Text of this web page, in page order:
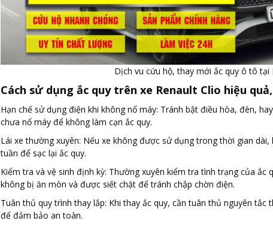
Dịch vu cứu hộ, thay mới ắc quy ô tô tại
Cách sử dụng ắc quy trên xe Renault Clio hiệu
Hạn chế sử dụng điện khi không nổ máy: Tránh bật điều hòa, đèn,
chưa nổ máy để không làm cạn ắc quy.
Lái xe thường xuyên: Nếu xe không được sử dụng trong thời gian
tuần để sạc lại ắc quy.
Kiểm tra và vệ sinh định kỳ: Thường xuyên kiểm tra tình trạng của ắc
không bị ăn mòn và được siết chặt để tránh chập chờn điện.
Tuân thủ quy trình thay lắp: Khi thay ắc quy, cần tuân thủ nguyên
để đảm bảo an toàn.